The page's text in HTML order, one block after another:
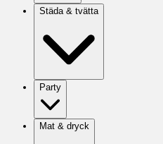
Städa & tvätta
Party
Mat & dryck